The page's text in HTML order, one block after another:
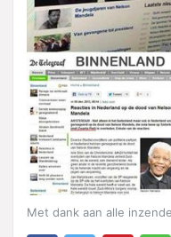
Met dank aan alle